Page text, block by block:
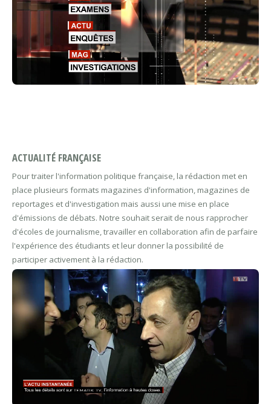
ACTUALITÉ FRANÇAISE
Pour traiter l'information politique française, la rédaction met en
place plusieurs formats magazines d'information, magazines de
reportages et d'investigation mais aussi une mise en place
d'émissions de débats. Notre souhait serait de nous rapprocher
d'écoles de journalisme, travailler en collaboration afin de parfaire
l'expérience des étudiants et leur donner la possibilité de
participer activement à la rédaction.